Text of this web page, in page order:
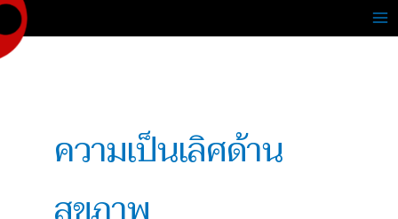
Skip
to
content
ความเป็นเลิศด้าน